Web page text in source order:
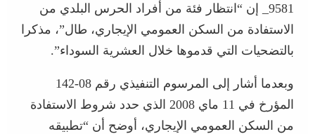
9581_ إن “انتظار فئة من أفراد الحرس البلدي من
الاستفادة من السكن العمومي الإيجاري، طال”، مذكرا
بالتضحيات التي قدموها خلال العشرية السوداء”.
وبعدما أشار إلى المرسوم التنفيذي رقم 08-142
المؤرخ في 11 ماي 2008 الذي حدد شروط الاستفادة
من السكن العمومي الإيجاري، أوضح أن “تطبيقه